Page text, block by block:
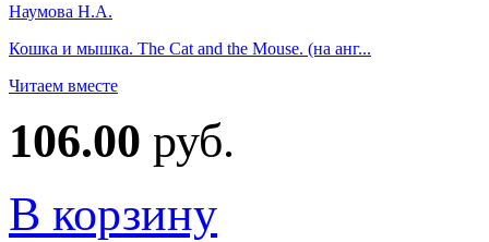
Наумова Н.А.
Кошка и мышка. The Cat and the Mouse. (на анг...
Читаем вместе
106.00 руб.
В корзину